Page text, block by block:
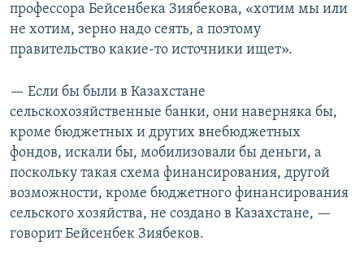
профессора Бейсенбека Зиябекова, «хотим мы или
не хотим, зерно надо сеять, а поэтому
правительство какие-то источники ищет».
— Если бы были в Казахстане
сельскохозяйственные банки, они наверняка бы,
кроме бюджетных и других внебюджетных
фондов, искали бы, мобилизовали бы деньги, а
поскольку такая схема финансирования, другой
возможности, кроме бюджетного финансирования
сельского хозяйства, не создано в Казахстане, —
говорит Бейсенбек Зиябеков.